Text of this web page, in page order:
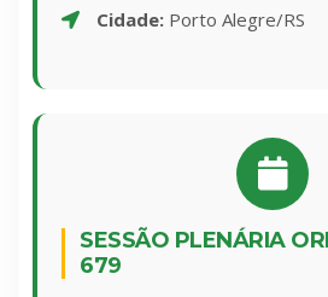
Cidade: Porto Alegre/RS
SESSÃO PLENÁRIA
679